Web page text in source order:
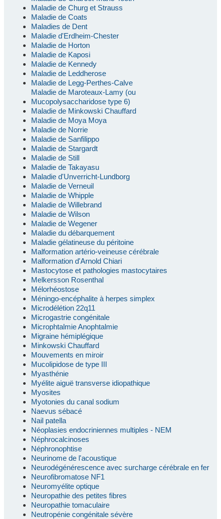
Maladie de Churg et Strauss
Maladie de Coats
Maladies de Dent
Maladie d'Erdheim-Chester
Maladie de Horton
Maladie de Kaposi
Maladie de Kennedy
Maladie de Leddherose
Maladie de Legg-Perthes-Calve
Maladie de Maroteaux-Lamy (ou
Mucopolysaccharidose type 6)
Maladie de Minkowski Chauffard
Maladie de Moya Moya
Maladie de Norrie
Maladie de Sanfilippo
Maladie de Stargardt
Maladie de Still
Maladie de Takayasu
Maladie d'Unverricht-Lundborg
Maladie de Verneuil
Maladie de Whipple
Maladie de Willebrand
Maladie de Wilson
Maladie de Wegener
Maladie du débarquement
Maladie gélatineuse du péritoine
Malformation artério-veineuse cérébrale
Malformation d'Arnold Chiari
Mastocytose et pathologies mastocytaires
Melkersson Rosenthal
Mélorhéostose
Méningo-encéphalite à herpes simplex
Microdélétion 22q11
Microgastrie congénitale
Microphtalmie Anophtalmie
Migraine hémiplégique
Minkowski Chauffard
Mouvements en miroir
Mucolipidose de type III
Myasthénie
Myélite aiguë transverse idiopathique
Myosites
Myotonies du canal sodium
Naevus sébacé
Nail patella
Néoplasies endocriniennes multiples - NEM
Néphrocalcinoses
Néphronophtise
Neurinome de l'acoustique
Neurodégénérescence avec surcharge cérébrale en fer
Neurofibromatose NF1
Neuromyélite optique
Neuropathie des petites fibres
Neuropathie tomaculaire
Neutropénie congénitale sévère